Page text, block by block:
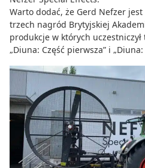
Warto dodać, że Gerd Nefzer
trzech nagród Brytyjskiej
produkcje w których uczestniczył
„Diuna: Część pierwsza” i